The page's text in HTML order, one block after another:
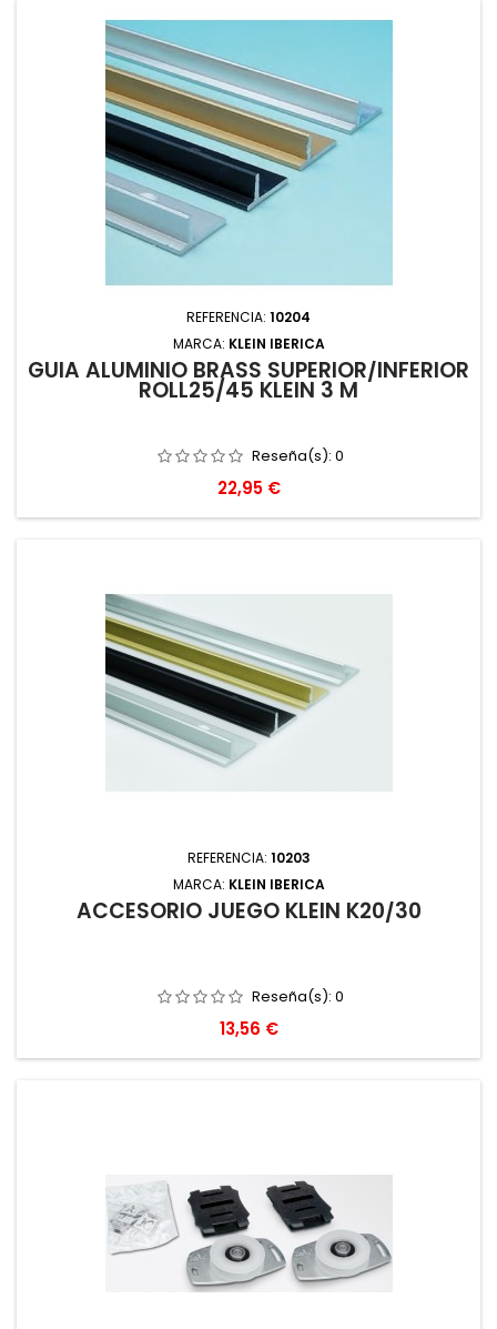
REFERENCIA: 10204
MARCA: KLEIN IBERICA
GUIA ALUMINIO BRASS SUPERIOR/INFERIOR
ROLL25/45 KLEIN 3 M
Reseña(s): 0
Precio
22,95 €
REFERENCIA: 10203
MARCA: KLEIN IBERICA
ACCESORIO JUEGO KLEIN K20/30
Reseña(s): 0
Precio
13,56 €